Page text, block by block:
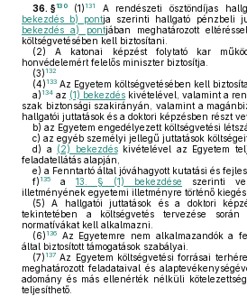
36. §130 (1) 131 A rendészeti ösztöndíjas
bekezdés b) pontja szerinti hallgató pénzbeli
bekezdés a) pontjában meghatározott
költségvetésében kell biztosítani.
(2) A katonai képzést folytató kar
honvédelemért felelős miniszter biztosítja.
(3) 132
(4) 133 Az Egyetem költségvetésében kell
a) 134 az (1) bekezdés kivételével, valamint a
szak biztonsági szakirányán, valamint a
hallgatói juttatások és a doktori képzésben részt
b) az Egyetem engedélyezett költségvetési
c) az egyéb személyi jellegű juttatások
d) a (2) bekezdéskivételével az Egyetem
feladatellátás alapján,
e) a Fenntartó által jóváhagyott kutatási és
f) 135 a 13. § (1) bekezdése szerinti
illetményének egyetemi illetményre történő
(5) A hallgatói juttatások és a doktori
tekintetében a költségvetés tervezése
normatívákat kell alkalmazni.
(6) 136
Az Egyetemre nem alkalmazandók a
által biztosított támogatások szabályai.
(7) 137 Az Egyetem költségvetési forrásai
meghatározott feladataival és
adomány és más ellenérték nélküli
teljesíthető.